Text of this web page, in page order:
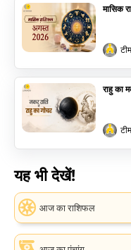
मासिक
राहु का
यह भी देखें!
आज का राशिफल